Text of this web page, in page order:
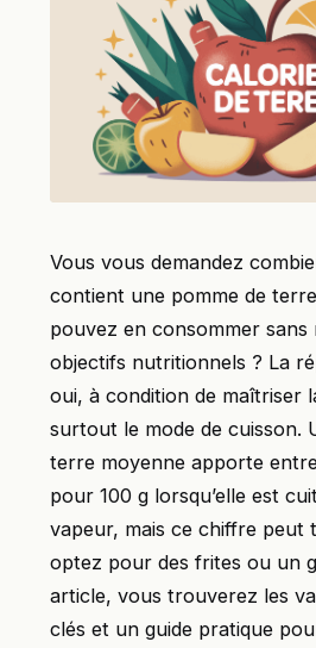
Vous vous demandez
contient une pomme de
pouvez en consommer sans
objectifs nutritionnels ? La
oui, à condition de maîtriser
surtout le mode de cuisson.
terre moyenne apporte
pour 100 g lorsqu’elle est
vapeur, mais ce chiffre peut
optez pour des frites ou un
article, vous trouverez les
clés et un guide pratique